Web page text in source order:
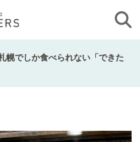
幌でしか食べられない「できた